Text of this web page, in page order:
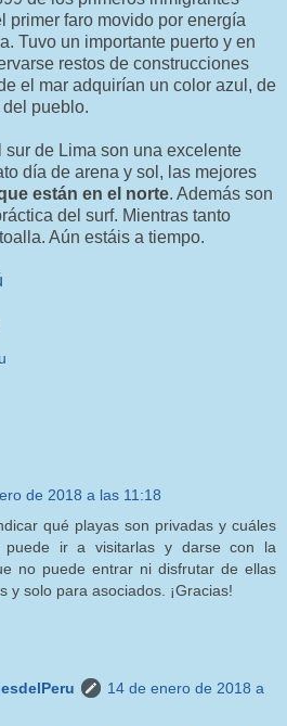
primer faro movido por energía
Tuvo un importante puerto y en
restos de construcciones
el mar adquirían un color azul, de
pueblo.
de Lima son una excelente
día de arena y sol, las mejores
están en el norte. Además son
del surf. Mientras tanto
Aún estáis a tiempo.
de 2018 a las 11:18
qué playas son privadas y cuáles
puede ir a visitarlas y darse con la
no puede entrar ni disfrutar de ellas
y solo para asociados. ¡Gracias!
14 de enero de 2018 a